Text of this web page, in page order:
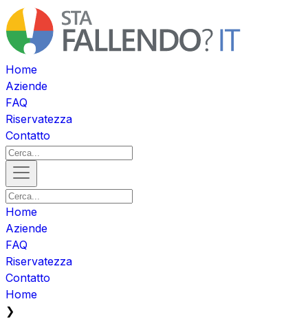
Home
Aziende
FAQ
Riservatezza
Contatto
Home
Aziende
FAQ
Riservatezza
Contatto
Home
❯